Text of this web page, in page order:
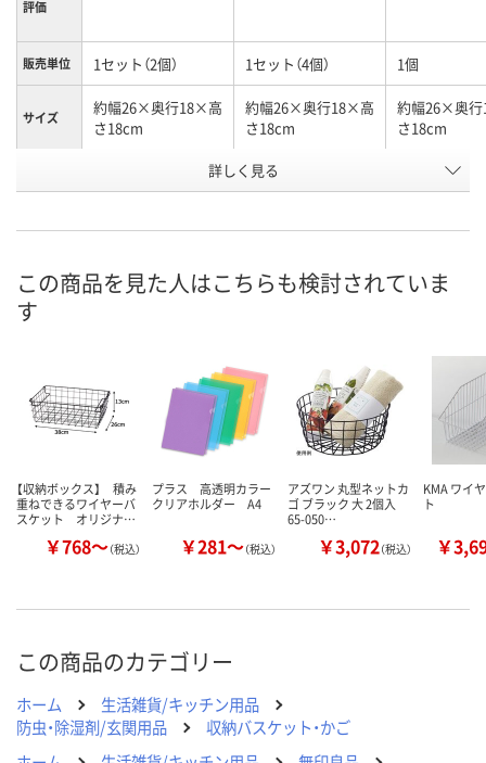
評価
販売単位 1セット（2個） 1セット（4個） 1個
サイズ
約幅26×奥行18×高
さ18cm
約幅26×奥行18×高
さ18cm
約幅26×奥
さ18cm
PJ58671 PJ58546
8月13日（木）
カゴへ カ
詳しく見る
この商品を見た人はこちらも検討されていま
す
【収納ボックス】 積み
重ねできるワイヤーバ
スケット オリジナ…
￥768～（税込）
プラス 高透明カラー
クリアホルダー A4
￥281～（税込）
アズワン 丸型ネットカ
ゴ ブラック 大 2個入
65-050…
￥3,072（税込）
KMA ワイ
ト
￥
この商品のカテゴリー
ホーム
生活雑貨/キッチン用品
防虫・除湿剤/玄関用品
収納バスケット・かご